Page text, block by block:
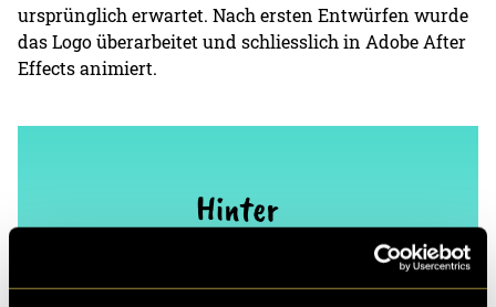
ursprünglich erwartet. Nach ersten Entwürfen wurde
das Logo überarbeitet und schliesslich in Adobe After
Effects animiert.